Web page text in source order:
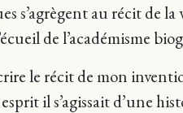
s’agrègent au récit de
de l’académisme
le récit de mon
il s’agissait d’une